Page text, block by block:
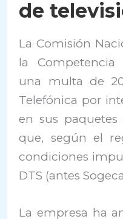
de
La Comisión
la Competencia
una multa de
Telefónica por
en sus
que, según el
condiciones
DTS (antes
La empresa ha